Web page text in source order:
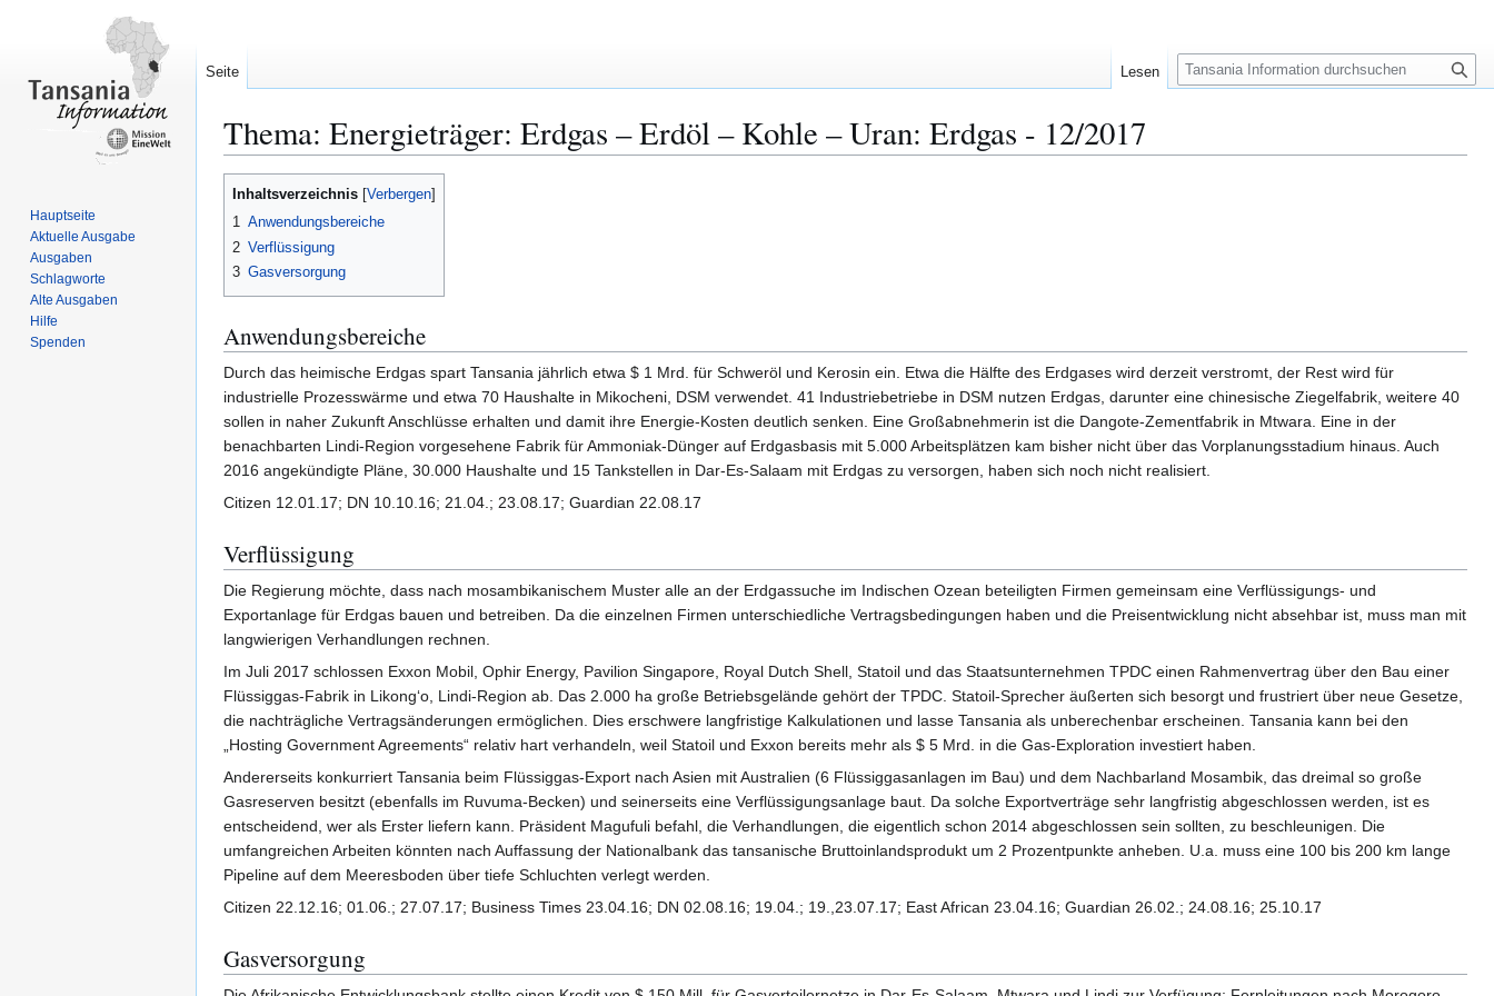
Thema: Energieträger: Erdgas – Erdöl – Kohle – Uran: Erdgas - 12/2017
Zur
Zur
Inhaltsverzeichnis
1 Anwendungsbereiche
2 Verflüssigung
3 Gasversorgung
Anwendungsbereiche
Durch das heimische Erdgas spart Tansania jährlich etwa $ 1 Mrd. für Schweröl und Kerosin ein. Etwa die Hälfte des Erdgases wird derzeit verstromt, der Rest wird für
industrielle Prozesswärme und etwa 70 Haushalte in Mikocheni, DSM verwendet. 41 Industriebetriebe in DSM nutzen Erdgas, darunter eine chinesische Ziegelfabrik, weitere 40
sollen in naher Zukunft Anschlüsse erhalten und damit ihre Energie-Kosten deutlich senken. Eine Großabnehmerin ist die Dangote-Zementfabrik in Mtwara. Eine in der
benachbarten Lindi-Region vorgesehene Fabrik für Ammoniak-Dünger auf Erdgasbasis mit 5.000 Arbeitsplätzen kam bisher nicht über das Vorplanungsstadium hinaus. Auch
2016 angekündigte Pläne, 30.000 Haushalte und 15 Tankstellen in Dar-Es-Salaam mit Erdgas zu versorgen, haben sich noch nicht realisiert.
Citizen 12.01.17; DN 10.10.16; 21.04.; 23.08.17; Guardian 22.08.17
Verflüssigung
Die Regierung möchte, dass nach mosambikanischem Muster alle an der Erdgassuche im Indischen Ozean beteiligten Firmen gemeinsam eine Verflüssigungs- und
Exportanlage für Erdgas bauen und betreiben. Da die einzelnen Firmen unterschiedliche Vertragsbedingungen haben und die Preisentwicklung nicht absehbar ist, muss man mit
langwierigen Verhandlungen rechnen.
Im Juli 2017 schlossen Exxon Mobil, Ophir Energy, Pavilion Singapore, Royal Dutch Shell, Statoil und das Staatsunternehmen TPDC einen Rahmenvertrag über den Bau einer
Flüssiggas-Fabrik in Likong‘o, Lindi-Region ab. Das 2.000 ha große Betriebsgelände gehört der TPDC. Statoil-Sprecher äußerten sich besorgt und frustriert über neue Gesetze,
die nachträgliche Vertragsänderungen ermöglichen. Dies erschwere langfristige Kalkulationen und lasse Tansania als unberechenbar erscheinen. Tansania kann bei den
„Hosting Government Agreements“ relativ hart verhandeln, weil Statoil und Exxon bereits mehr als $ 5 Mrd. in die Gas-Exploration investiert haben.
Andererseits konkurriert Tansania beim Flüssiggas-Export nach Asien mit Australien (6 Flüssiggasanlagen im Bau) und dem Nachbarland Mosambik, das dreimal so große
Gasreserven besitzt (ebenfalls im Ruvuma-Becken) und seinerseits eine Verflüssigungsanlage baut. Da solche Exportverträge sehr langfristig abgeschlossen werden, ist es
entscheidend, wer als Erster liefern kann. Präsident Magufuli befahl, die Verhandlungen, die eigentlich schon 2014 abgeschlossen sein sollten, zu beschleunigen. Die
umfangreichen Arbeiten könnten nach Auffassung der Nationalbank das tansanische Bruttoinlandsprodukt um 2 Prozentpunkte anheben. U.a. muss eine 100 bis 200 km lange
Pipeline auf dem Meeresboden über tiefe Schluchten verlegt werden.
Citizen 22.12.16; 01.06.; 27.07.17; Business Times 23.04.16; DN 02.08.16; 19.04.; 19.,23.07.17; East African 23.04.16; Guardian 26.02.; 24.08.16; 25.10.17
Gasversorgung
Seite Lesen
S
u
e
Hauptseite
Aktuelle Ausgabe
Ausgaben
Schlagworte
Alte Ausgaben
Hilfe
Spenden